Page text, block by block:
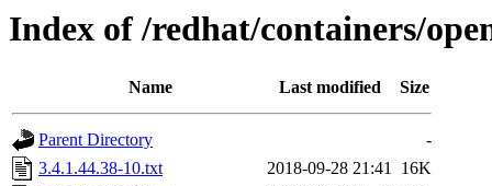
Index of /redhat/containers/
Name Last modified Size
Parent Directory
-
3.4.1.44.38-10.txt
2018-09-28 21:41 16K